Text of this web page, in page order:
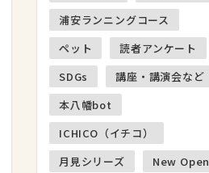
浦安ランニングコース
ペット
読者アンケート
SDGs
講座・講演会など
本八幡bot
ICHICO（イチコ）
月見シリーズ
New Open